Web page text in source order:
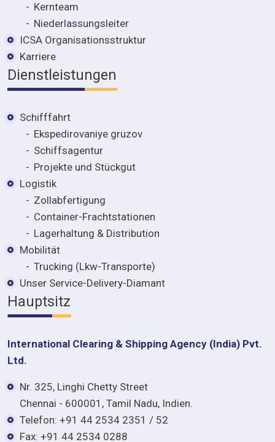
Kernteam
Niederlassungsleiter
ICSA Organisationsstruktur
Karriere
Dienstleistungen
Schifffahrt
Ekspedirovaniye gruzov
Schiffsagentur
Projekte und Stückgut
Logistik
Zollabfertigung
Container-Frachtstationen
Lagerhaltung & Distribution
Mobilität
Trucking (Lkw-Transporte)
Unser Service-Delivery-Diamant
Hauptsitz
International Clearing & Shipping Agency (India) Pvt.
Ltd.
Nr. 325, Linghi Chetty Street
Chennai - 600001, Tamil Nadu, Indien.
Telefon: +91 44 2534 2351 / 52
Fax: +91 44 2534 0288